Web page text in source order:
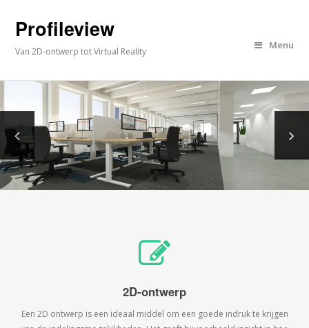
Profileview
Van 2D-ontwerp tot Virtual Reality
Menu
2D-ontwerp
Een 2D ontwerp is een ideaal middel om een goede indruk te krijgen